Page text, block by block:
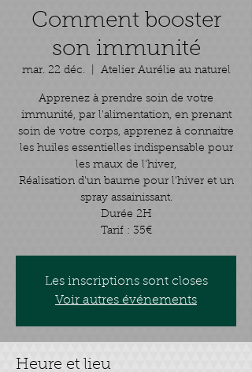
Comment booster
son immunité
mar. 22 déc. Atelier Aurélie au naturel
Apprenez à prendre soin de votre
immunité, par l'alimentation, en prenant
soin de votre corps, apprenez à connaitre
les huiles essentielles indispensable pour
les maux de l'hiver,
Réalisation d'un baume pour l'hiver et un
spray assainissant.
Durée 2H
Tarif : 35€
Les inscriptions sont closes
Voir autres événements
Heure et lieu